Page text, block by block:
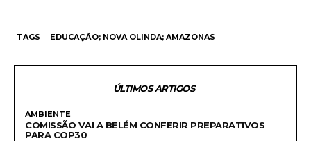
TAGS EDUCAÇÃO; NOVA OLINDA; AMAZONAS
ÚLTIMOS ARTIGOS
AMBIENTE
COMISSÃO VAI A BELÉM CONFERIR PREPARATIVOS
PARA COP30